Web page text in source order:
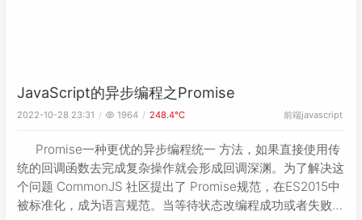
JavaScript的异步编程之Promise
2022-10-28 23:31 1964 248.4℃ 前端javascript
Promise一种更优的异步编程统一 方法，如果直接使用传
统的回调函数去完成复杂操作就会形成回调深渊。为了解决这
个问题 CommonJS 社区提出了 Promise规范，在ES2015中
被标准化，成为语言规范。当等待状态改编程成功或者失败之